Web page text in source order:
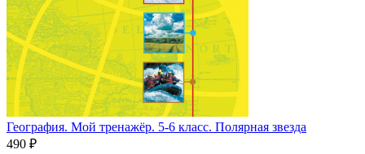
География. Мой тренажёр. 5-6 класс. Полярная звезда
490 ₽